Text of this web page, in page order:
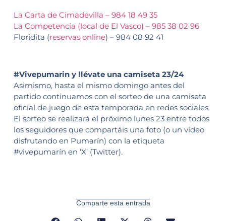
La Carta de Cimadevilla – 984 18 49 35
La Competencia (local de El Vasco) – 985 38 02 96
Floridita (reservas online) – 984 08 92 41
#Vivepumarin y llévate una camiseta 23/24
Asimismo, hasta el mismo domingo antes del
partido continuamos con el sorteo de una camiseta
oficial de juego de esta temporada en redes sociales.
El sorteo se realizará el próximo lunes 23 entre todos
los seguidores que compartáis una foto (o un vídeo
disfrutando en Pumarín) con la etiqueta
#vivepumarín en ‘X’ (Twitter).
Comparte esta entrada